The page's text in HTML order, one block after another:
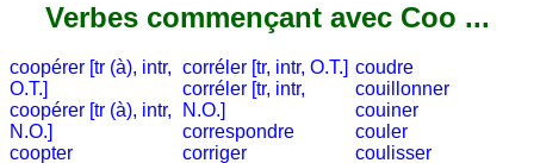
Entraineur
(noms
-
adjectifs)
Verbes commençant avec Coo ...
coopérer [tr (à), intr,
O.T.]
coopérer [tr (à), intr,
N.O.]
coopter
corréler [tr, intr, O.T.]
corréler [tr, intr,
N.O.]
correspondre
corriger
coudre
couillonner
couiner
couler
coulisser